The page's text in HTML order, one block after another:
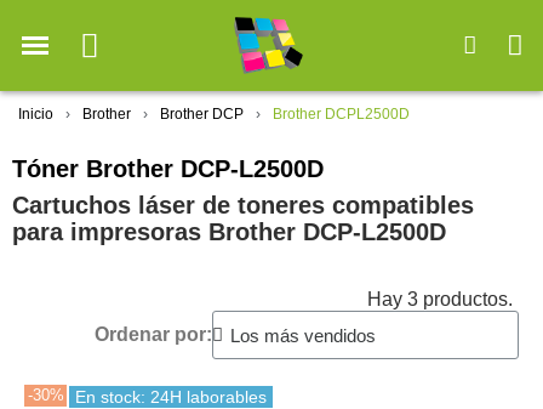
Inicio Brother Brother DCP Brother DCPL2500D
Tóner Brother DCP-L2500D
Cartuchos láser de toneres compatibles
para impresoras Brother DCP-L2500D
Hay 3 productos.
Ordenar por:
-30% En stock: 24H laborables